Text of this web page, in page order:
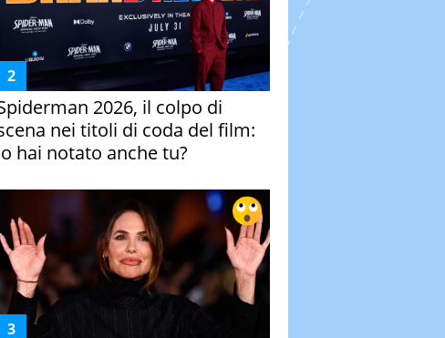
2026, il colpo di
nei titoli di coda del film:
hai notato anche tu?